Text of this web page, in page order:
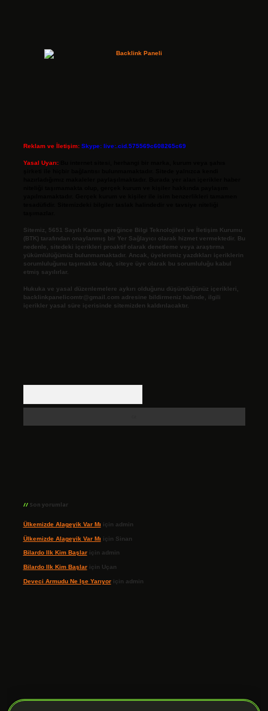
Reklam ve İletişim: Skype: live:.cid.575569c608265c69
Yasal Uyarı:
Sitemiz, 5651 Sayılı Kanun gereğince Bilgi Teknolojileri ve İletişim Kurumu
(BTK) tarafından onaylanmış bir Yer Sağlayıcı olarak hizmet vermektedir. Bu
nedenle, sitedeki içerikleri proaktif olarak denetleme veya araştırma
yükümlülüğümüz bulunmamaktadır. Ancak, üyelerimiz yazdıkları içeriklerin
sorumluluğunu taşımakta olup, siteye üye olarak bu sorumluluğu kabul
etmiş sayılırlar.
Hukuka ve yasal düzenlemelere aykırı olduğunu düşündüğünüz içerikleri,
backlinkpanelicomtr@gmail.com adresine bildirmeniz halinde, ilgili
içerikler yasal süre içerisinde sitemizden kaldırılacaktır.
Son yorumlar
Ülkemizde Alageyik Var Mı için admin
Ülkemizde Alageyik Var Mı için Sinan
Bilardo Ilk Kim Başlariçin admin
Bilardo Ilk Kim Başlariçin Uçan
Deveci Armudu Ne Işe Yarıyoriçin admin